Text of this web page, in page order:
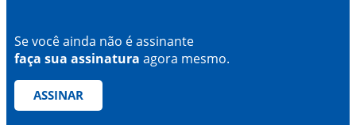
Se você ainda não é assinante
faça sua assinatura agora mesmo.
ASSINAR